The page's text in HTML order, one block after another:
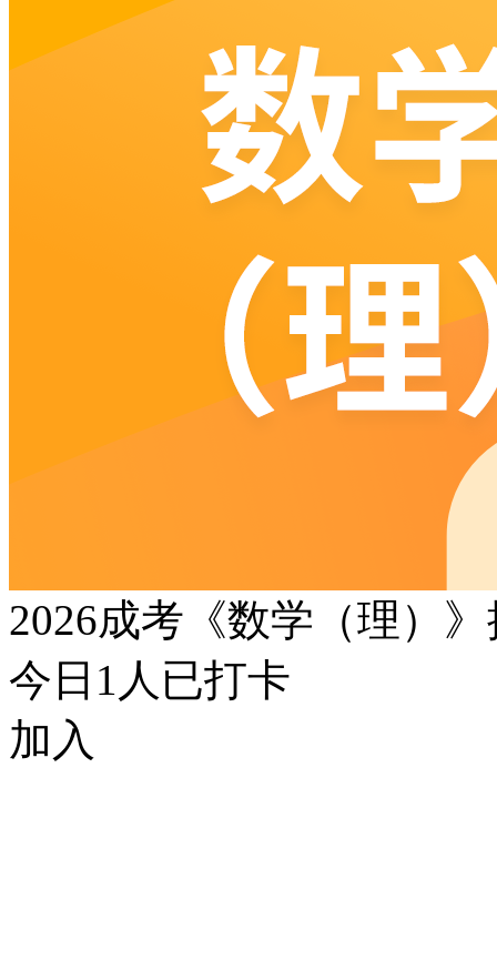
2026成考《数学（理）
今日 1 人已打卡
加入